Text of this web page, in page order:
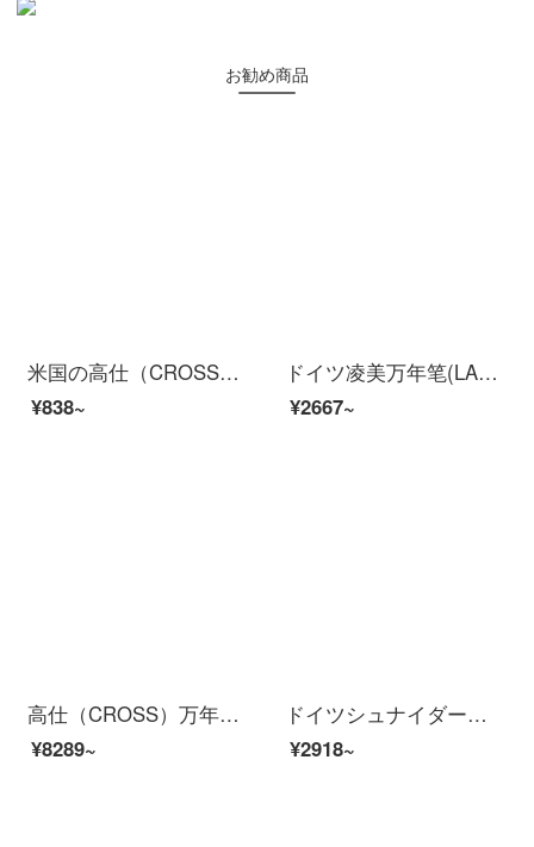
お勧め商品
米国の高仕（CROSS）BAILY百利軽微金夹シリーズの宝珠笔学生ビジネスオフィス署名ギフト琥珀金夹
¥838~
ドイツ凌美万年笔(LAMY)はVistaシリーズの透明な竿インクのセットに自信を持っています。カラーインクカートリッジの創意ファッションな学生に代わって字を練習します。0.5 mmです。
¥2667~
高仕（CROSS）万年笔新世纪シリーズ青エナメル白夹ロジウムメッキ高级署名万年笔ビジネスオフィス诞生日プレゼント
¥8289~
ドイツシュナイダーベースメタル万年ペンbase metalインキ大人用ビジネスケースセットプレゼント0.5 mmピンク
¥2918~